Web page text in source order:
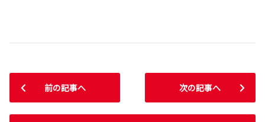
前の記事へ 次の記事へ